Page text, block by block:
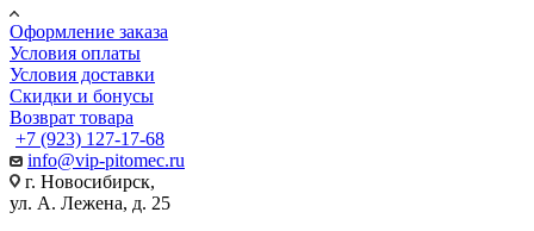
Оформление заказа
Условия оплаты
Условия доставки
Скидки и бонусы
Возврат товара
+7 (923) 127-17-68
info@vip-pitomec.ru
г. Новосибирск,
ул. А. Лежена, д. 25